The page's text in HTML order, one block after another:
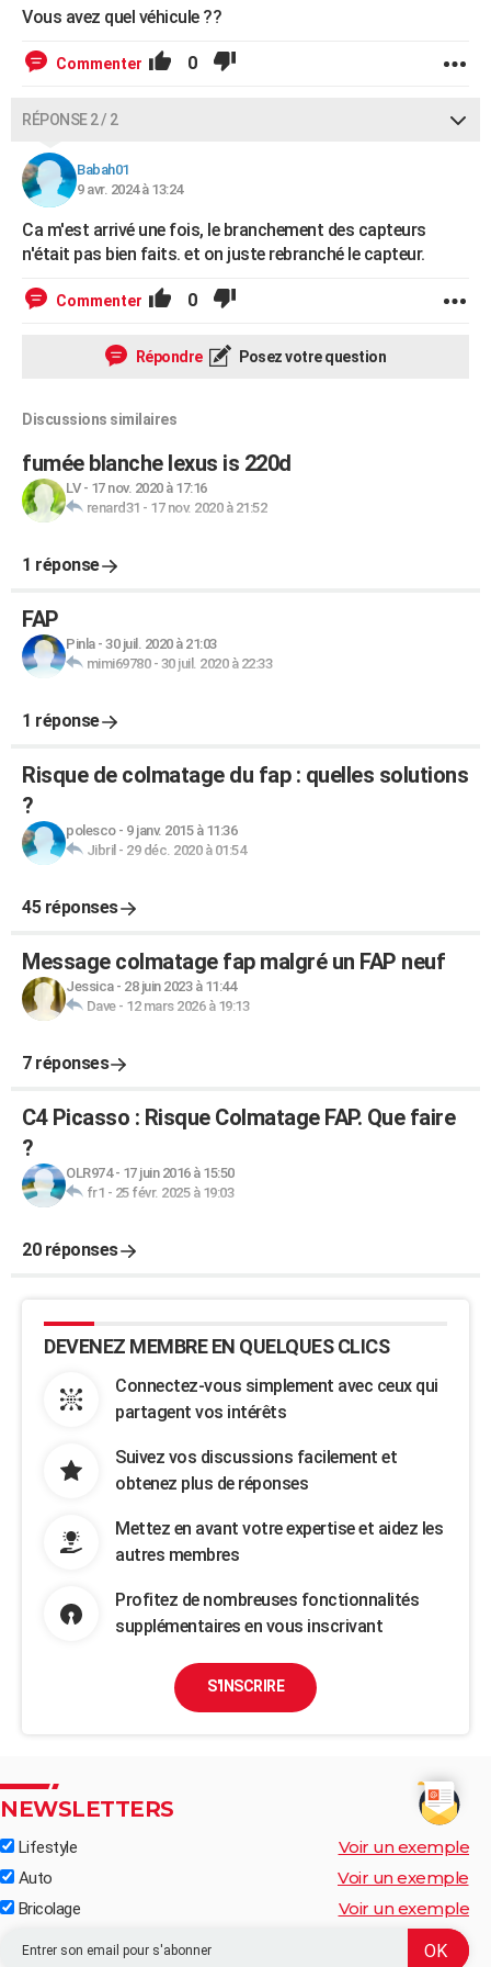
Vous avez quel véhicule ??
Commenter 0
RÉPONSE 2 / 2
Babah01
9 avr. 2024 à 13:24
Ca m'est arrivé une fois, le branchement des capteurs
n'était pas bien faits. et on juste rebranché le capteur.
Commenter 0
Répondre Posez votre question
Discussions similaires
fumée blanche lexus is 220d
LV- 17 nov. 2020 à 17:16
renard31 - 17 nov. 2020 à 21:52
1 réponse
FAP
Pinla- 30 juil. 2020 à 21:03
mimi69780- 30 juil. 2020 à 22:33
1 réponse
Risque de colmatage du fap : quelles solutions
?
polesco- 9 janv. 2015 à 11:36
Jibril - 29 déc. 2020 à 01:54
45 réponses
Message colmatage fap malgré un FAP neuf
Jessica- 28 juin 2023 à 11:44
Dave- 12 mars 2026 à 19:13
7 réponses
C4 Picasso : Risque Colmatage FAP. Que faire
?
OLR974- 17 juin 2016 à 15:50
fr1 - 25 févr. 2025 à 19:03
20 réponses
DEVENEZ MEMBRE EN QUELQUES CLICS
Connectez-vous simplement avec ceux qui
partagent vos intérêts
Suivez vos discussions facilement et
obtenez plus de réponses
Mettez en avant votre expertise et aidez les
autres membres
Profitez de nombreuses fonctionnalités
supplémentaires en vous inscrivant
S'INSCRIRE
NEWSLETTERS
Lifestyle Voir un exemple
Auto Voir un exemple
Bricolage Voir un exemple